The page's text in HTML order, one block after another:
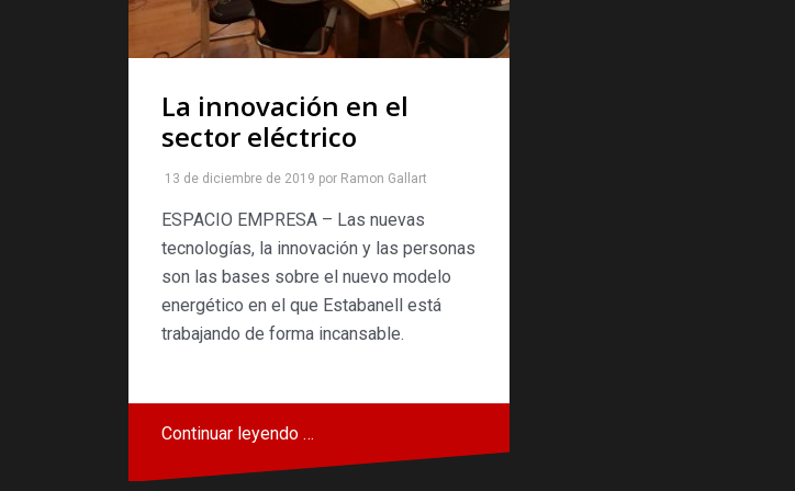
La innovación en el
sector eléctrico
13 de diciembre de 2019 por Ramon Gallart
ESPACIO EMPRESA – Las nuevas
tecnologías, la innovación y las personas
son las bases sobre el nuevo modelo
energético en el que Estabanell está
trabajando de forma incansable.
Continuar leyendo …